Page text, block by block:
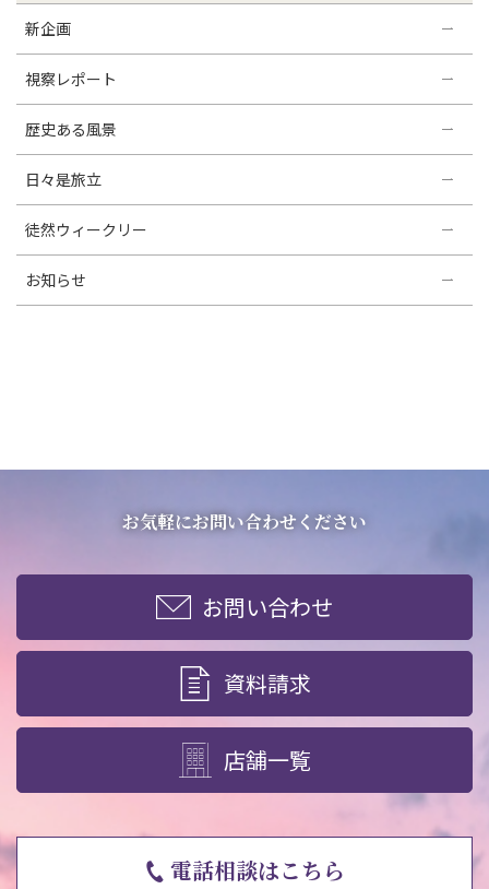
新企画
視察レポート
歴史ある風景
日々是旅立
徒然ウィークリー
お知らせ
お気軽にお問い合わせください
お問い合わせ
資料請求
店舗一覧
電話相談はこちら